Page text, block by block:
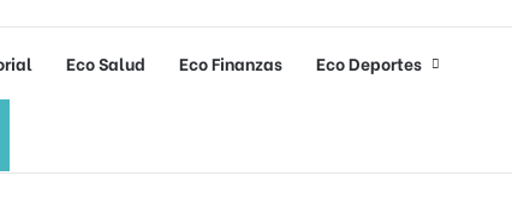
Eco Salud Eco Finanzas Eco Deportes